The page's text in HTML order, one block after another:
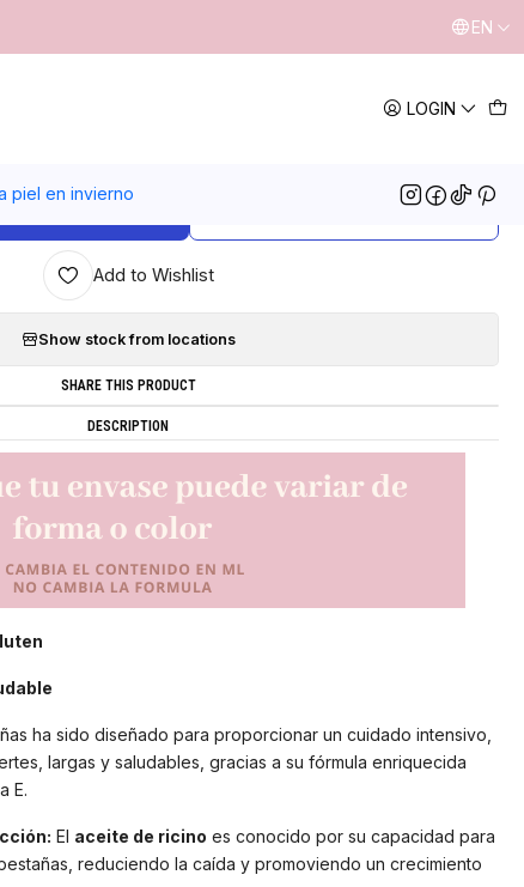
LOGIN
piel en invierno
EN
de pestañas y cejas
Add to Wishlist
Show stock from locations
SHARE THIS PRODUCT
DESCRIPTION
ha sido diseñado para proporcionar un cuidado intensivo,
largas y saludables, gracias a su fórmula enriquecida
E.
El aceite de ricino es conocido por su capacidad para
reduciendo la caída y promoviendo un crecimiento